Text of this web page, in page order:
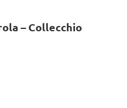
– Collecchio